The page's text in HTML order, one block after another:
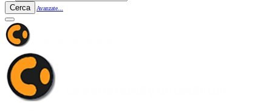
Cerca Avanzate...